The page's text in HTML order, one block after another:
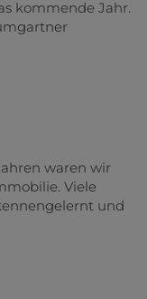
kommende Jahr.
waren wir
Viele
und